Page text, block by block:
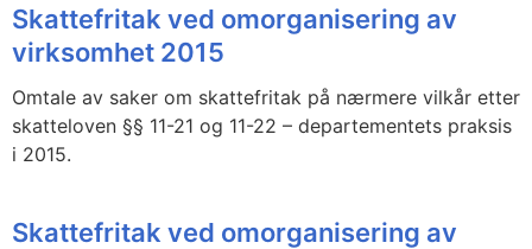
Skattefritak ved omorganisering av
virksomhet 2015
Omtale av saker om skattefritak på nærmere vilkår etter
skatteloven §§ 11-21 og 11-22 – departementets praksis
i 2015.
Skattefritak ved omorganisering av